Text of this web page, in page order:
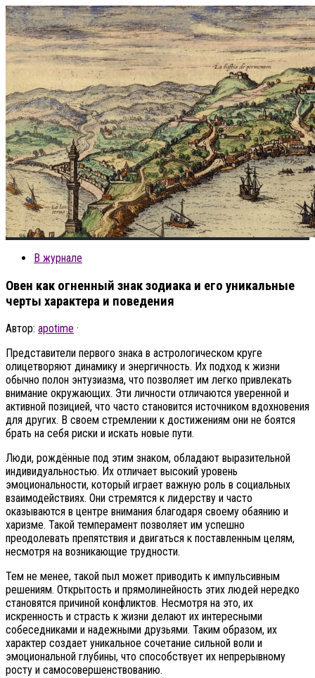
В журнале
Овен как огненный знак зодиака и его уникальные
черты характера и поведения
Автор: apotime ·
Представители первого знака в астрологическом круге
олицетворяют динамику и энергичность. Их подход к жизни
обычно полон энтузиазма, что позволяет им легко привлекать
внимание окружающих. Эти личности отличаются уверенной и
активной позицией, что часто становится источником вдохновения
для других. В своем стремлении к достижениям они не боятся
брать на себя риски и искать новые пути.
Люди, рождённые под этим знаком, обладают выразительной
индивидуальностью. Их отличает высокий уровень
эмоциональности, который играет важную роль в социальных
взаимодействиях. Они стремятся к лидерству и часто
оказываются в центре внимания благодаря своему обаянию и
харизме. Такой темперамент позволяет им успешно
преодолевать препятствия и двигаться к поставленным целям,
несмотря на возникающие трудности.
Тем не менее, такой пыл может приводить к импульсивным
решениям. Открытость и прямолинейность этих людей нередко
становятся причиной конфликтов. Несмотря на это, их
искренность и страсть к жизни делают их интересными
собеседниками и надежными друзьями. Таким образом, их
характер создает уникальное сочетание сильной воли и
эмоциональной глубины, что способствует их непрерывному
росту и самосовершенствованию.